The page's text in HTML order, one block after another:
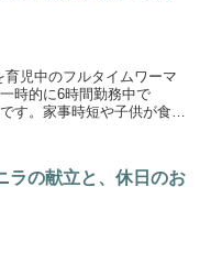
児中のフルタイムワーマ
時的に6時間勤務中で
す。家事時短や子供が食べ
ラの献立と、休日のお